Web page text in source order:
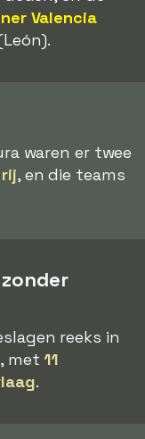
Valencia
waren er twee
, en die teams
reeks in
met11
.